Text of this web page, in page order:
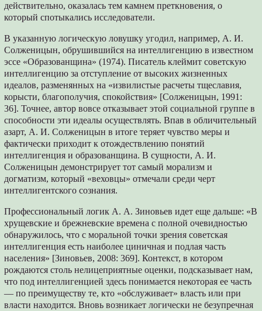
действительно, оказалась тем камнем преткновения, о
который спотыкались исследователи.
В указанную логическую ловушку угодил, например, А. И.
Солженицын, обрушившийся на интеллигенцию в известном
эссе «Образованщина» (1974). Писатель клеймит советскую
интеллигенцию за отступление от высоких жизненных
идеалов, разменянных на «извилистые расчеты тщеславия,
корысти, благополучия, спокойствия» [Солженицын, 1991:
36]. Точнее, автор вовсе отказывает этой социальной группе в
способности эти идеалы осуществлять. Впав в обличительный
азарт, А. И. Солженицын в итоге теряет чувство меры и
фактически приходит к отождествлению понятий
интеллигенция и образованщина. В сущности, А. И.
Солженицын демонстрирует тот самый морализм и
догматизм, который «веховцы» отмечали среди черт
интеллигентского сознания.
Профессиональный логик А. А. Зиновьев идет еще дальше: «В
хрущевские и брежневские времена с полной очевидностью
обнаружилось, что с моральной точки зрения советская
интеллигенция есть наиболее циничная и подлая часть
населения» [Зиновьев, 2008: 369]. Контекст, в котором
рождаются столь нелицеприятные оценки, подсказывает нам,
что под интеллигенцией здесь понимается некоторая ее часть
— по преимуществу те, кто «обслуживает» власть или при
власти находится. Вновь возникает логически не безупречная